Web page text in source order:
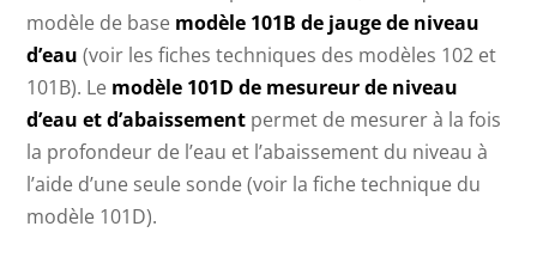
modèle de base modèle 101B de jauge de niveau
d’eau (voir les fiches techniques des modèles 102 et
101B). Le modèle 101D de mesureur de niveau
d’eau et d’abaissement permet de mesurer à la fois
la profondeur de l’eau et l’abaissement du niveau à
l’aide d’une seule sonde (voir la fiche technique du
modèle 101D).